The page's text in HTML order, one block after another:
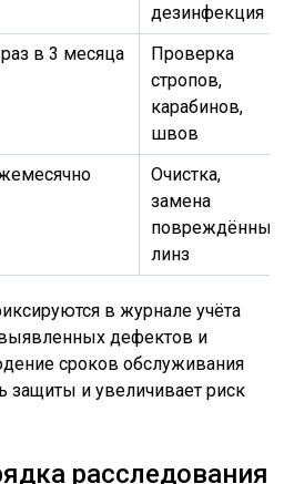
дезинфекция
в 3 месяца
Проверка
стропов,
карабинов,
швов
Очистка,
замена
повреждённых
линз
в журнале учёта
дефектов и
сроков обслуживания
защиты и увеличивает риск
расследования